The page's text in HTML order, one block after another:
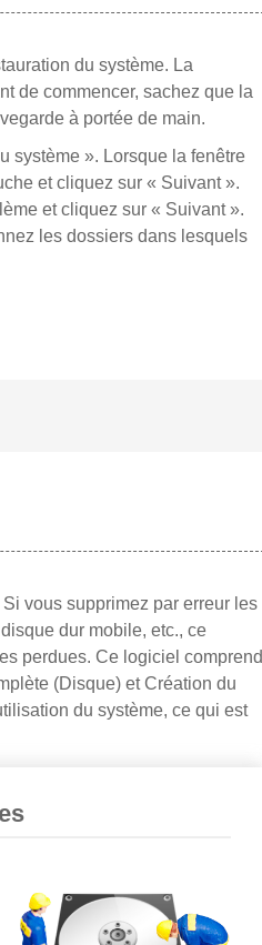
du système. La
de commencer, sachez que la
à portée de main.
système ». Lorsque la fenêtre
et cliquez sur « Suivant ».
et cliquez sur « Suivant ».
les dossiers dans lesquels
Si vous supprimez par erreur les
dur mobile, etc., ce
perdues. Ce logiciel comprend
(Disque) et Création du
du système, ce qui est